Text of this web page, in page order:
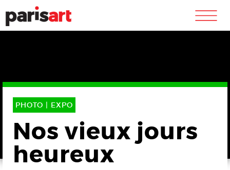
m
PHOTO | EXPO
Nos vieux jours
heureux